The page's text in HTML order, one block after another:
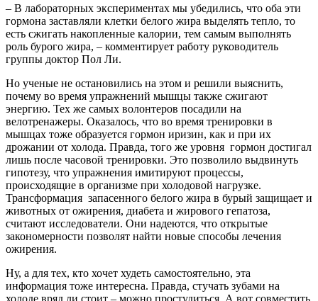
– В лабораторных экспериментах мы убедились, что оба эти
гормона заставляли клетки белого жира выделять тепло, то
есть сжигать накопленные калории, тем самым выполнять
роль бурого жира, – комментирует работу руководитель
группы доктор Пол Ли.
Но ученые не остановились на этом и решили выяснить,
почему во время упражнений мышцы также сжигают
энергию. Тех же самых волонтеров посадили на
велотренажеры. Оказалось, что во время тренировки в
мышцах тоже образуется гормон иризин, как и при их
дрожании от холода. Правда, того же уровня гормон достигал
лишь после часовой тренировки. Это позволило выдвинуть
гипотезу, что упражнения имитируют процессы,
происходящие в организме при холодовой нагрузке.
Трансформация запасенного белого жира в бурый защищает и
животных от ожирения, диабета и жирового гепатоза,
считают исследователи. Они надеются, что открытые
закономерности позволят найти новые способы лечения
ожирения.
Ну, а для тех, кто хочет худеть самостоятельно, эта
информация тоже интересна. Правда, стучать зубами на
холоде вряд ли стоит – можно простудиться. А вот совместить